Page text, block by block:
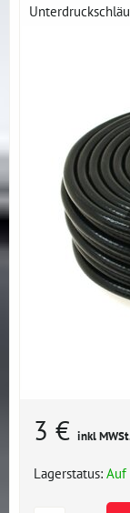
3 € inkl
Lagerstatus: Auf